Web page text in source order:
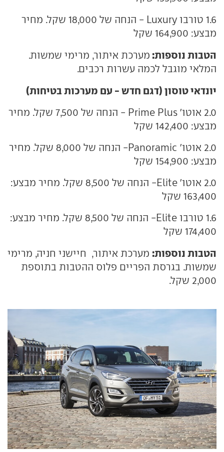
1.6 טורבו Luxury - הנחה של 18,000 שקל. מחיר
מבצע: 164,900 שקל
הטבות נוספות: מערכת איתור, מרימי שמשות.
המלאי מוגבל לכמה עשרות רכבים.
יונדאי טוסון (דגם חדש - עם מערכות בטיחות)
2.0 אוטו' Prime Plus - הנחה של 7,500 שקל. מחיר
מבצע: 142,400 שקל
2.0 אוטו' Panoramic- הנחה של 8,000 שקל. מחיר
מבצע: 154,900 שקל
2.0 אוטו' Elite- הנחה של 8,500 שקל. מחיר מבצע:
163,400 שקל
1.6 טורבו Elite- הנחה של 8,500 שקל. מחיר מבצע:
174,400 שקל
הטבות נוספות: מערכת איתור, חיישני חניה, מרימי
שמשות. בגרסת הפריים פלוס ההטבות בתוספת
2,000 שקל.